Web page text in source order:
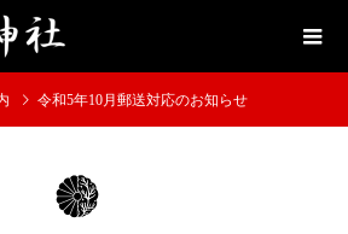
令和5年10月郵送対応のお知らせ